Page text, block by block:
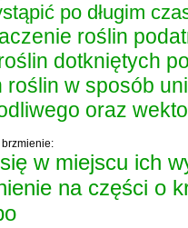
po długim
roślin
dotkniętych
roślin w sposób
oraz
brzmienie:
w miejscu ich
na części o